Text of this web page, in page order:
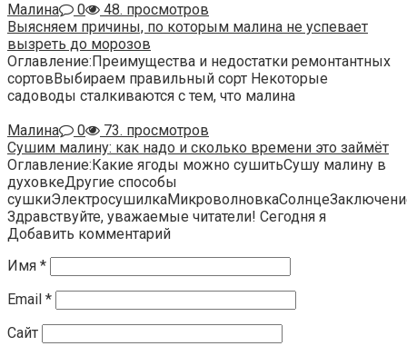
Малина
0
48. просмотров
Выясняем причины, по которым малина не успевает
вызреть до морозов
Оглавление:Преимущества и недостатки ремонтантных
сортовВыбираем правильный сорт Некоторые
садоводы сталкиваются с тем, что малина
Малина
0
73. просмотров
Сушим малину: как надо и сколько времени это займёт
Оглавление:Какие ягоды можно сушитьСушу малину в
духовкеДругие способы
Здравствуйте, уважаемые читатели! Сегодня я
Добавить комментарий
Имя *
Email *
Сайт